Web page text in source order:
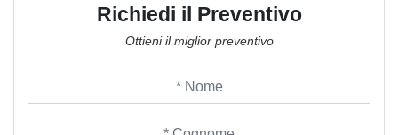
Richiedi il Preventivo
Ottieni il miglior preventivo